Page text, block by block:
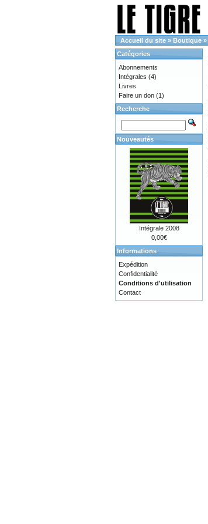
Accueil du site » Boutique »
Catégories
Abonnements
Intégrales (4)
Livres
Faire un don (1)
Recherche
Nouveautés
Intégrale 2008
0,00€
Informations
Expédition
Confidentialité
Conditions d'utilisation
Contact